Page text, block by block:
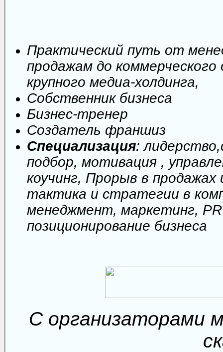
Практический путь от
продажам до коммерческого
крупного медиа-холдинга,
Собственник бизнеса
Бизнес-тренер
Создатель франшиз
Специализация:
подбор, мотивация ,
коучинг, Прорыв в продажах
тактика и стратегии в
менеджмент, маркетинг, PR
позиционирование бизнеса
C организаторами